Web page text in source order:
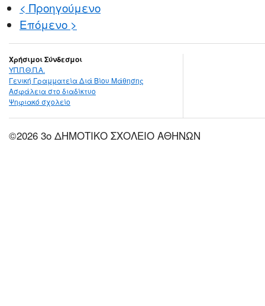
< Προηγούμενο
Επόμενο >
Χρήσιμοι Σύνδεσμοι
ΥΠ.Π.Θ.Π.Α.
Γενική Γραμματεία Διά Βίου Μάθησης
Ασφάλεια στο διαδίκτυο
Ψηφιακό σχολείο
©2026 3ο ΔΗΜΟΤΙΚΟ ΣΧΟΛΕΙΟ ΑΘΗΝΩΝ